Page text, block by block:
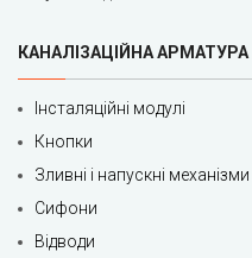
КАНАЛІЗАЦІЙНА АРМАТУРА
Інсталяційні модулі
Кнопки
Зливні і напускні механізми
Сифони
Відводи